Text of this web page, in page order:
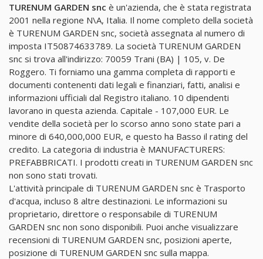
TURENUM GARDEN snc è un'azienda, che è stata registrata
2001 nella regione N\A, Italia. Il nome completo della società
è TURENUM GARDEN snc, società assegnata al numero di
imposta IT50874633789. La società TURENUM GARDEN
snc si trova all'indirizzo: 70059 Trani (BA) | 105, v. De
Roggero. Ti forniamo una gamma completa di rapporti e
documenti contenenti dati legali e finanziari, fatti, analisi e
informazioni ufficiali dal Registro italiano. 10 dipendenti
lavorano in questa azienda. Capitale - 107,000 EUR. Le
vendite della società per lo scorso anno sono state pari a
minore di 640,000,000 EUR, e questo ha Basso il rating del
credito. La categoria di industria è MANUFACTURERS:
PREFABBRICATI. I prodotti creati in TURENUM GARDEN snc
non sono stati trovati.
L'attività principale di TURENUM GARDEN snc è Trasporto
d'acqua, incluso 8 altre destinazioni. Le informazioni su
proprietario, direttore o responsabile di TURENUM
GARDEN snc non sono disponibili. Puoi anche visualizzare
recensioni di TURENUM GARDEN snc, posizioni aperte,
posizione di TURENUM GARDEN snc sulla mappa.